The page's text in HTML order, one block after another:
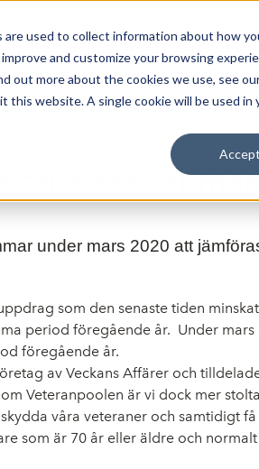
used to collect information about how
and customize your browsing
more about the cookies we use, see
this website. A single cookie will be used
Accept
för
under mars 2020 att
som den senaste tiden
period föregående år. Under
föregående år.
av Veckans Affärer och
Veteranpoolen är vi dock mer
våra veteraner och samtidigt
som är 70 år eller äldre och